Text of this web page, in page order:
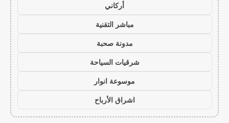
أركاني
مباشر التقنية
مدونة صحبة
شرقيات السياحة
موسوعة انوار
اشراق الأرباح